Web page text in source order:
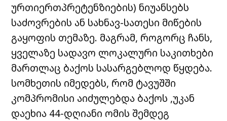
ურთიერთპრეტენზიების) ნიუანსებს
საძოვრების ან სახნავ-სათესი მიწების
გაყოფის თემაზე. მაგრამ, როგორც ჩანს,
ყველაზე სადავო ლოკალური საკითხები
მართლაც ბაქოს სასარგებლოდ წყდება.
სომხეთის იმედებს, რომ ტავუშში
კომპრომისი აიძულებდა ბაქოს ,უკან
დაეხია 44-დღიანი ომის შემდეგ